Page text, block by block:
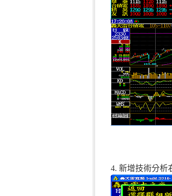
4. 新增技術分析